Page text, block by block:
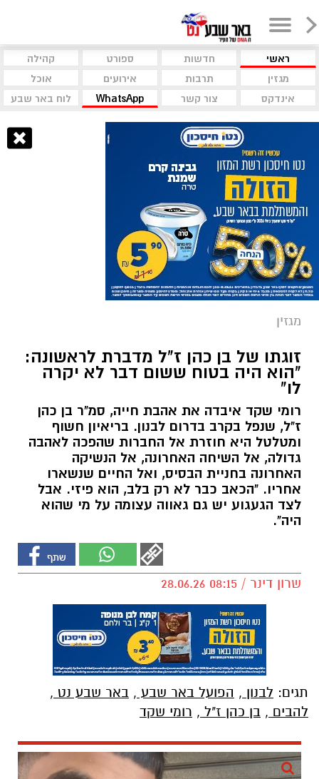
ראשי חדשות ספורט
קהילה
מגזין
תרבות אירועים
אוכל
אינדקס
צור קשר WhatsApp לוח באר שבע
מגזין
זוגתו של בן כהן ז"ל מדברת לראשונה:
"הוא היה בטוח ששום דבר לא יקרה
לו"
רומי שקד איבדה את אהבת חייה, סמ"ר בן כהן
ז"ל, שנפל בקרב בדרום לבנון. בריאיון חשוף
ומטלטל היא חוזרת אל החברות שהפכה לאהבה
גדולה, אל השיחה האחרונה, אל הנשיקה
האחרונה בחניית הבסיס, ואל החיים שנשארו
אחריו. "הכאב כבר לא רק בלב, הוא פיזי. אבל
לצד הגעגוע יש גם גאווה עצומה על מי שהוא
היה".
שרון דינר / 08:15 28.06.26
לבנון, הפועל באר שבע, באר שבע נט
בן כהן ז"ל רומי שקד